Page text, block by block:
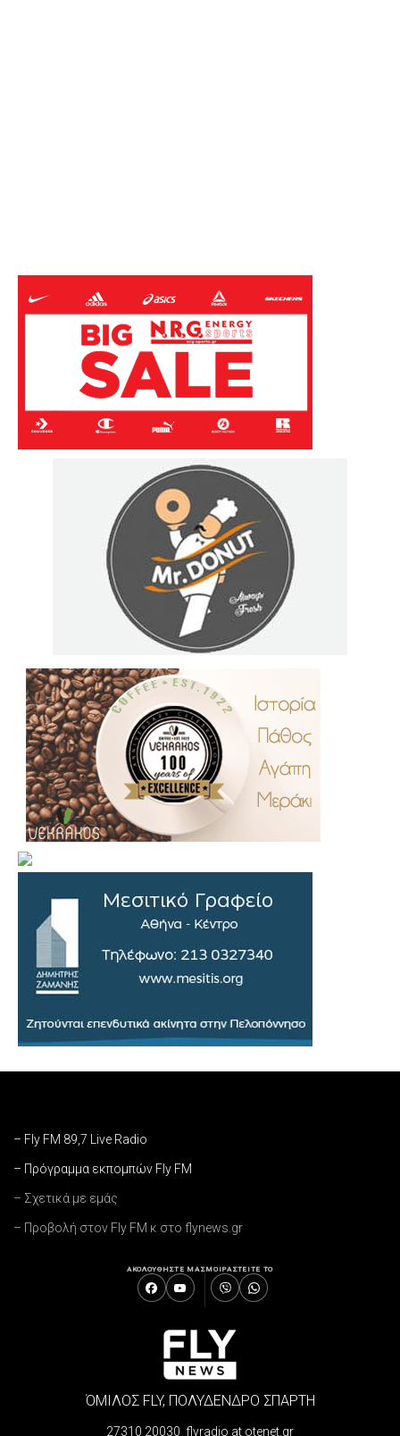
– Fly FM 89,7 Live Radio
– Πρόγραμμα εκπομπών Fly FM
– Σχετικά με εμάς
– Προβολή στον Fly FM κ στο flynews.gr
ΑΚΟΛΟΥΘΗΣΤΕ ΜΑΣΜΟΙΡΑΣΤΕΙΤΕ ΤΟ
ΌΜΙΛΟΣ FLY, ΠΟΛΥΔΕΝΔΡΟ ΣΠΑΡΤΗ
27310 20030 flyradio at otenet.gr